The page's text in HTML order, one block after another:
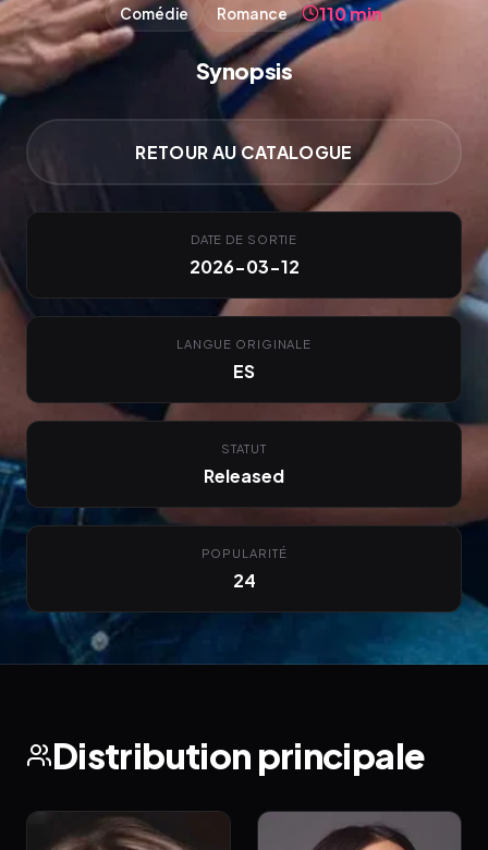
Comédie Romance 110 min
Synopsis
RETOUR AU CATALOGUE
DATE DE SORTIE
2026-03-12
LANGUE ORIGINALE
ES
STATUT
Released
POPULARITÉ
24
Distribution principale